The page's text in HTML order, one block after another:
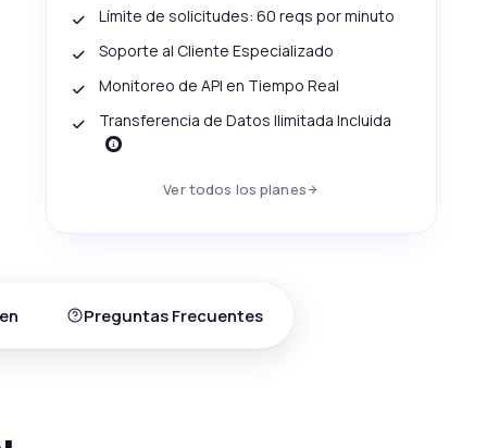
Límite de solicitudes: 60 reqs por minuto
Soporte al Cliente Especializado
Monitoreo de API en Tiempo Real
Transferencia de Datos Ilimitada Incluida
Ver todos los planes
Preguntas Frecuentes